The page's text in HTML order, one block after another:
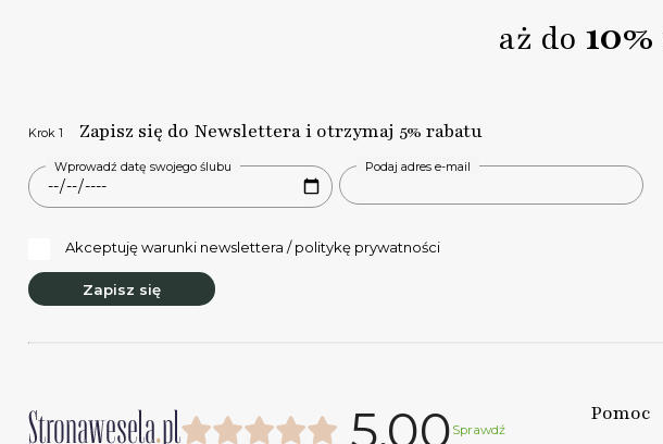
aż do 10%
Krok 1 Zapisz się do Newslettera i otrzymaj 5% rabatu
Wprowadź datę swojego ślubu Podaj adres e-mail
Akceptuję warunki newslettera / politykę prywatności
Zapisz się
5.00 Sprawdź
Pomoc